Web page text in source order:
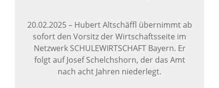
20.02.2025–Hubert Altschäffl übernimmt ab
sofort den Vorsitz der Wirtschaftsseite im
Netzwerk SCHULEWIRTSCHAFT Bayern. Er
folgt auf Josef Schelchshorn, der das Amt
nach acht Jahren niederlegt.